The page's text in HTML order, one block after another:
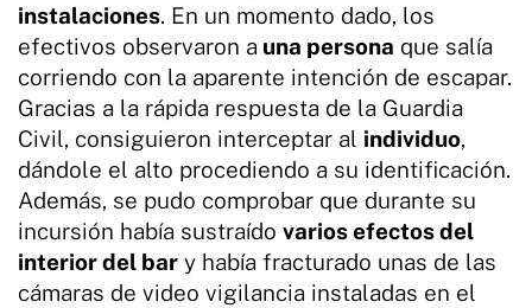
instalaciones. En un momento dado, los
efectivos observaron a una persona que salía
corriendo con la aparente intención de escapar.
Gracias a la rápida respuesta de la Guardia
Civil, consiguieron interceptar al individuo,
dándole el alto procediendo a su identificación.
Además, se pudo comprobar que durante su
incursión había sustraído varios efectos del
interior del bar y había fracturado unas de las
cámaras de video vigilancia instaladas en el